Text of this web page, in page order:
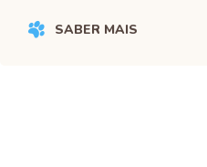
SABER MAIS